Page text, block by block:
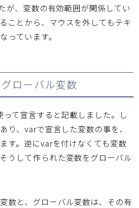
が、変数の有効範囲が関係してい
ことから、マウスを外してもテキ
っています。
ローバル変数
て宣言すると記載しました。し
り、varで宣言した変数の事を、
す。逆にvarを付けなくても変数
うして作られた変数をグローバル
数と、グローバル変数は、その有